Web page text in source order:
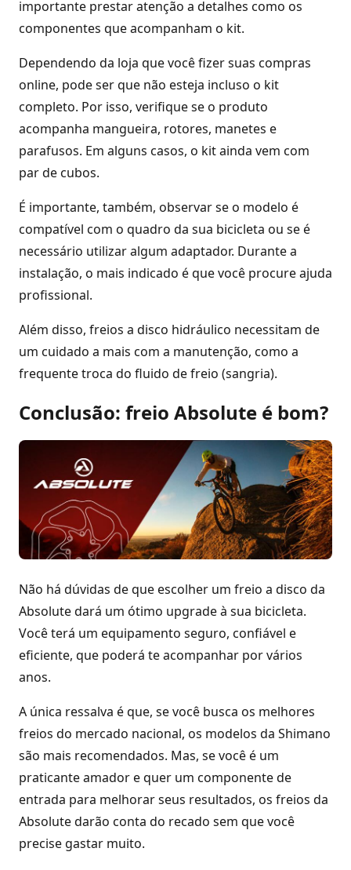
importante prestar atenção a detalhes como os
componentes que acompanham o kit.
Dependendo da loja que você fizer suas compras
online, pode ser que não esteja incluso o kit
completo. Por isso, verifique se o produto
acompanha mangueira, rotores, manetes e
parafusos. Em alguns casos, o kit ainda vem com
par de cubos.
É importante, também, observar se o modelo é
compatível com o quadro da sua bicicleta ou se é
necessário utilizar algum adaptador. Durante a
instalação, o mais indicado é que você procure ajuda
profissional.
Além disso, freios a disco hidráulico necessitam de
um cuidado a mais com a manutenção, como a
frequente troca do fluido de freio (sangria).
Conclusão: freio Absolute é bom?
Não há dúvidas de que escolher um freio a disco da
Absolute dará um ótimo upgrade à sua bicicleta.
Você terá um equipamento seguro, confiável e
eficiente, que poderá te acompanhar por vários
anos.
A única ressalva é que, se você busca os melhores
freios do mercado nacional, os modelos da Shimano
são mais recomendados. Mas, se você é um
praticante amador e quer um componente de
entrada para melhorar seus resultados, os freios da
Absolute darão conta do recado sem que você
precise gastar muito.